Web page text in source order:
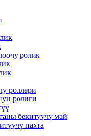
ролик
роллери
ролиги
бекитүүчү май
пахта